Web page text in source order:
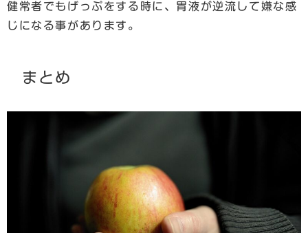
健常者でもげっぷをする時に、胃液が逆流して嫌な感
じになる事があります。
まとめ